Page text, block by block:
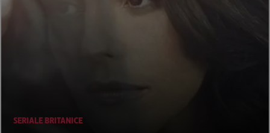
SERIALE BRITANICE